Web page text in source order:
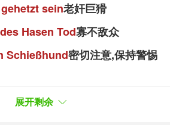
sein老奸巨猾
Hasen Tod寡不敌众
Schießhund密切注意,保持警惕
展开剩余